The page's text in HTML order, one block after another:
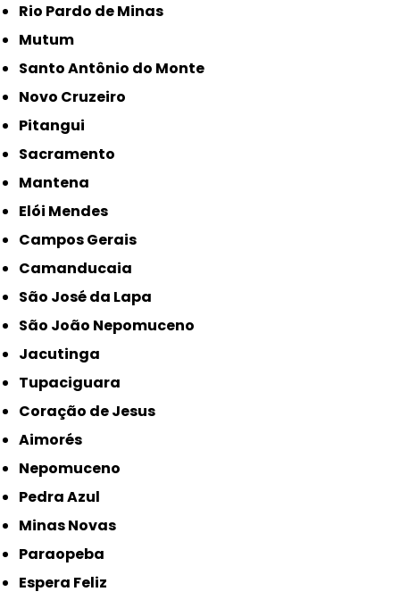
Rio Pardo de Minas
Mutum
Santo Antônio do Monte
Novo Cruzeiro
Pitangui
Sacramento
Mantena
Elói Mendes
Campos Gerais
Camanducaia
São José da Lapa
São João Nepomuceno
Jacutinga
Tupaciguara
Coração de Jesus
Aimorés
Nepomuceno
Pedra Azul
Minas Novas
Paraopeba
Espera Feliz